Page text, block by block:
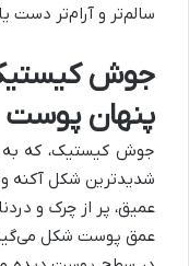
سالم‌تر و آرام‌تر دست
جوش
پنهان پوست
جوش کیستیک، که به
شدیدترین شکل آکنه
عمیق، پر از چرک و
عمق پوست شکل